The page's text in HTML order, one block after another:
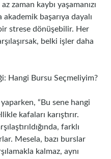
zaman kaybı yaşamanızı
başarıya dayalı
strese dönüşebilir. Her
belki işler daha
Hangi Bursu Seçmeliyim?
“Bu sene hangi
kafaları karıştırır.
farklı
Mesela, bazı burslar
kalmaz, aynı